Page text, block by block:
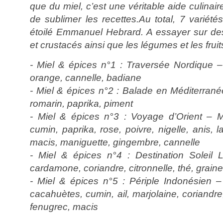
que du miel, c’est une véritable aide
de sublimer les recettes.Au total, 7
étoilé Emmanuel Hebrard. A essayer sur
et crustacés ainsi que les légumes et les
- Miel & épices n°1 : Traversée Nordique
orange, cannelle, badiane
- Miel & épices n°2 : Balade en
romarin, paprika, piment
- Miel & épices n°3 : Voyage d’Orient –
cumin, paprika, rose, poivre, nigelle, anis,
macis, maniguette, gingembre, cannelle
- Miel & épices n°4 : Destination Soleil
cardamone, coriandre, citronnelle, thé,
- Miel & épices n°5 : Périple Indonésien
cacahuètes, cumin, ail, marjolaine,
fenugrec, macis